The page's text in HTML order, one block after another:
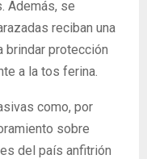
Además, se
reciban una
brindar protección
a la tos ferina.
como, por
sobre
del país anfitrión